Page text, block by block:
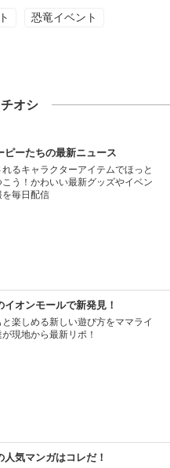
恐竜イベント
オシ
ピーたちの最新ニュース
るキャラクターアイテムでほっと
こう！かわいい最新グッズやイベン
を毎日配信
イオンモールで新発見！
と楽しめる新しい遊び方をママライ
現地から最新リポ！
人気マンガはコレだ！